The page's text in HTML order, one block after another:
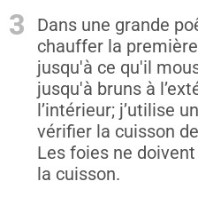
3
Dans une grande
chauffer la
jusqu'à ce qu'il
jusqu'à bruns à
l’intérieur; j’utilise
vérifier la cuisson
Les foies ne
la cuisson.